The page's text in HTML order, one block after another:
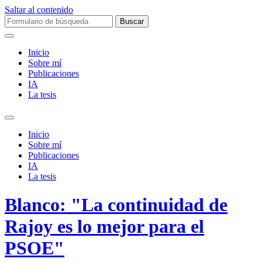
Saltar al contenido
Buscar:
Inicio
Sobre mí­
Publicaciones
IA
La tesis
Alternar
campo
búsqueda
Inicio
Sobre mí­
Publicaciones
IA
La tesis
Blanco: "La continuidad de
Rajoy es lo mejor para el
PSOE"